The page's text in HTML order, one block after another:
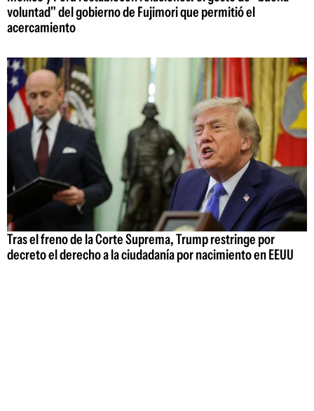
voluntad" del gobierno de Fujimori que permitió el
acercamiento
Tras el freno de la Corte Suprema, Trump restringe por
decreto el derecho a la ciudadanía por nacimiento en EEUU